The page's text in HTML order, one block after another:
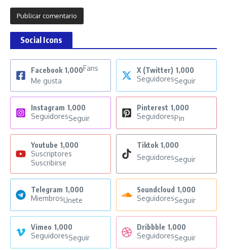
Social Icons
Facebook 1,000Fans
Me gusta
X (Twitter) 1,000
SeguidoresSeguir
Instagram 1,000
SeguidoresSeguir
Pinterest 1,000
SeguidoresPin
Youtube 1,000
Suscriptores
Suscribirse
Tiktok 1,000
SeguidoresSeguir
Telegram 1,000
MiembrosUnete
Soundcloud 1,000
SeguidoresSeguir
Vimeo 1,000
SeguidoresSeguir
Dribbble 1,000
SeguidoresSeguir